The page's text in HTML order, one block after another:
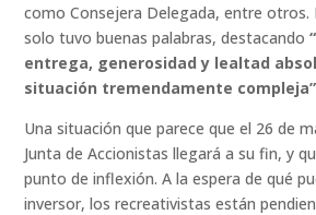
como Consejera Delegada, entre otros.
solo tuvo buenas palabras, destacando
entrega, generosidad y lealtad
situación tremendamente compleja”
Una situación que parece que el 26 de
Junta de Accionistas llegará a su fin, y
punto de inflexión. A la espera de qué
inversor, los recreativistas están